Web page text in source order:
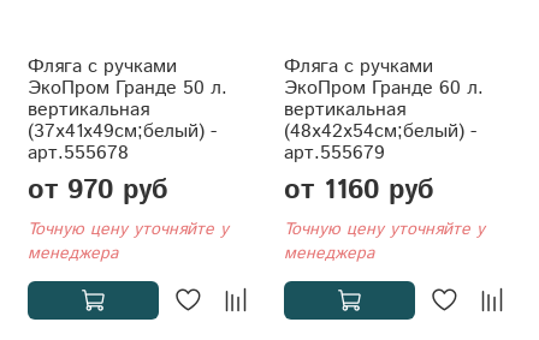
Фляга с ручками
ЭкоПром Гранде 50 л.
вертикальная
(37x41x49см;белый) -
арт.555678
от 970 руб
Точную цену уточняйте у
менеджера
Фляга с ручками
ЭкоПром Гранде 60 л.
вертикальная
(48x42x54см;белый) -
арт.555679
от 1160 руб
Точную цену уточняйте у
менеджера